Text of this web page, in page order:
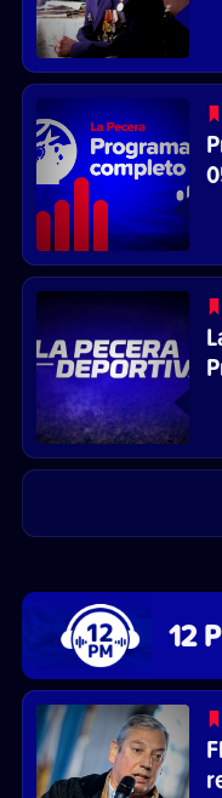
12